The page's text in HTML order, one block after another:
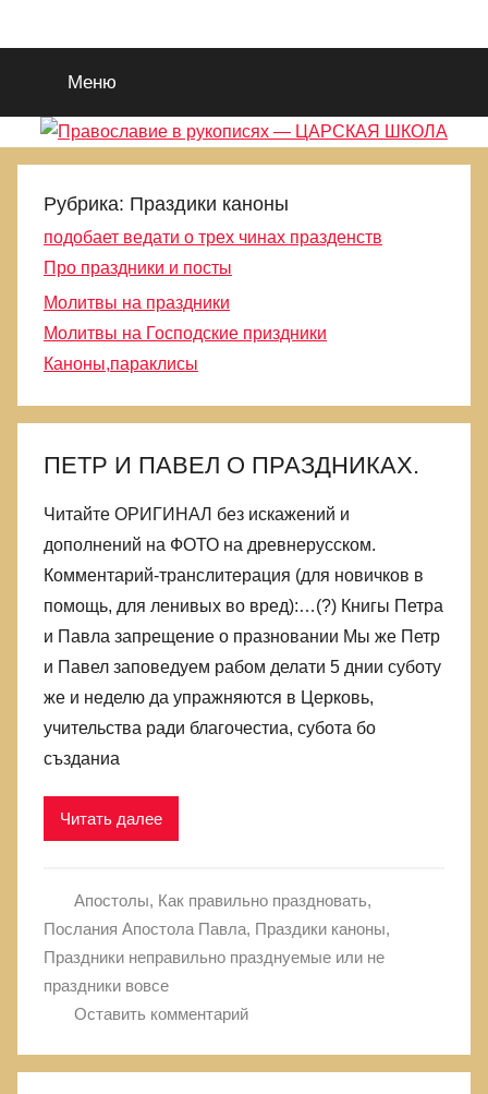
к
содержимому
Православие
рукописях
—
ЦАРСКАЯ
ШКОЛА
Славу
Исуса
Христа.
поиска
Царствия
Божиего
Правды
Выбираемся
еретическиой
лжи,
которой
родились
Меню
Рубрика: Праздики каноны
подобает ведати о трех чинах празденств
Про праздники и посты
Молитвы на праздники
Молитвы на Господские приздники
Каноны,параклисы
ПЕТР И ПАВЕЛ О ПРАЗДНИКАХ.
Читайте ОРИГИНАЛ без искажений и
дополнений на ФОТО на древнерусском.
Комментарий-транслитерация (для новичков в
помощь, для ленивых во вред):…(?) Книгы Петра
и Павла запрещение о празновании Мы же Петр
и Павел заповедуем рабом делати 5 днии суботу
же и неделю да упражняются в Церковь,
учительства ради благочестиа, субота бо
създаниа
Читать далее
Апостолы, Как правильно праздновать,
Послания Апостола Павла, Праздики каноны,
Праздники неправильно празднуемые или не
праздники вовсе
Оставить комментарий